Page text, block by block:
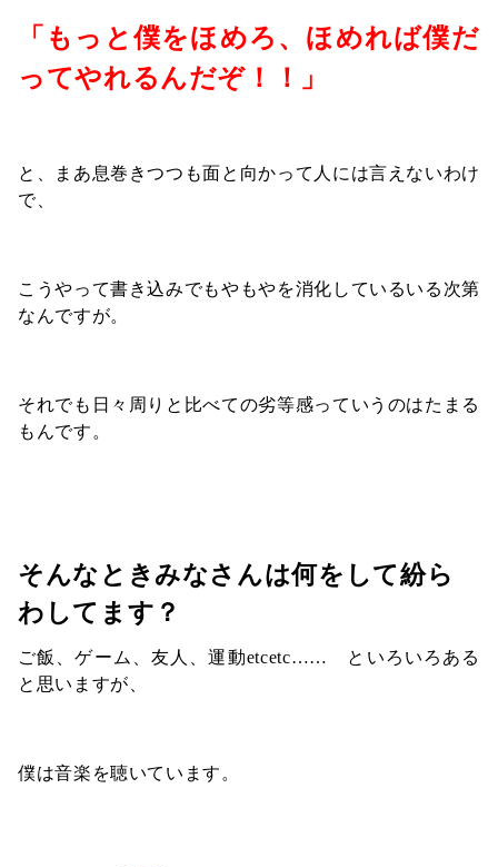
「もっと僕をほめろ、ほめれば僕だ
ってやれるんだぞ！！」
と、まあ息巻きつつも面と向かって人には言えないわけ
で、
こうやって書き込みでもやもやを消化しているいる次第
なんですが。
それでも日々周りと比べての劣等感っていうのはたまる
もんです。
そんなときみなさんは何をして紛ら
わしてます？
ご飯、ゲーム、友人、運動etcetc…… といろいろある
と思いますが、
僕は音楽を聴いています。